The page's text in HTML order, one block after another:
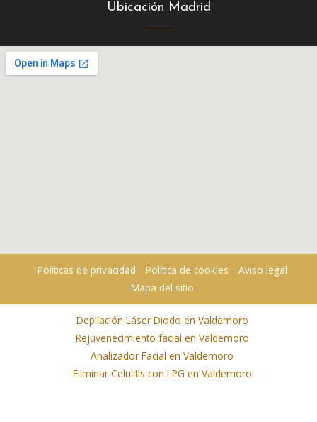
Ubicación Madrid
Políticas de privacidad Política de cookies
Aviso legal
Mapa del sitio
Depilación Láser Diodo en Valdemoro
Rejuvenecimiento facial en Valdemoro
Analizador Facial en Valdemoro
Eliminar Celulitis con LPG en Valdemoro